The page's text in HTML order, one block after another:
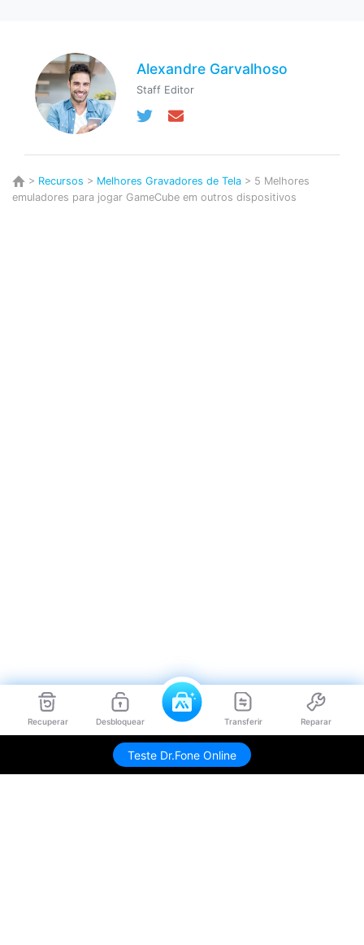
Recuperar Desbloquear Transferir Reparar
Teste Dr.Fone Online
Alexandre Garvalhoso
Staff Editor
> Recursos > Melhores Gravadores de Tela > 5 Melhores
emuladores para jogar GameCube em outros dispositivos